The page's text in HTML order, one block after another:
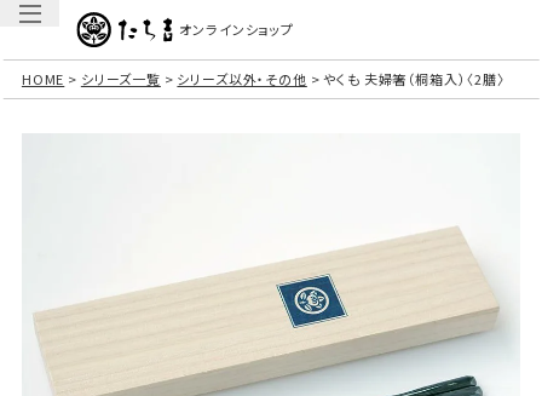
オンラインショップ
HOME シリーズ一覧 シリーズ以外・その他 やくも 夫婦箸（桐箱入）〈2膳〉